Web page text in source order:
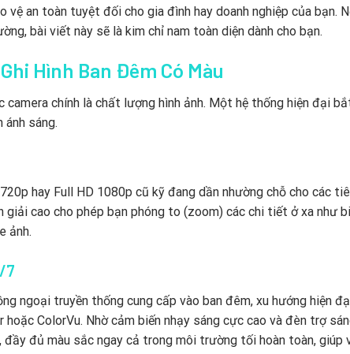
an toàn tuyệt đối cho gia đình hay doanh nghiệp của bạn.
bài viết này sẽ là kim chỉ nam toàn diện dành cho bạn.
Hình Ban Đêm Có Màu
chính là chất lượng hình ảnh. Một hệ thống hiện đại
sáng.
hay Full HD 1080p cũ kỹ đang dần nhường chỗ cho các
giải cao cho phép bạn phóng to (zoom) các chi tiết ở xa như
ảnh.
7
ngoại truyền thống cung cấp vào ban đêm, xu hướng hiện
ColorVu. Nhờ cảm biến nhạy sáng cực cao và đèn trợ
đủ màu sắc ngay cả trong môi trường tối hoàn toàn, giúp